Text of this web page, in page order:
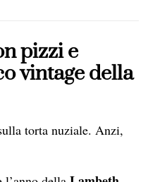
pizzi e
vintage della
torta nuziale. Anzi,